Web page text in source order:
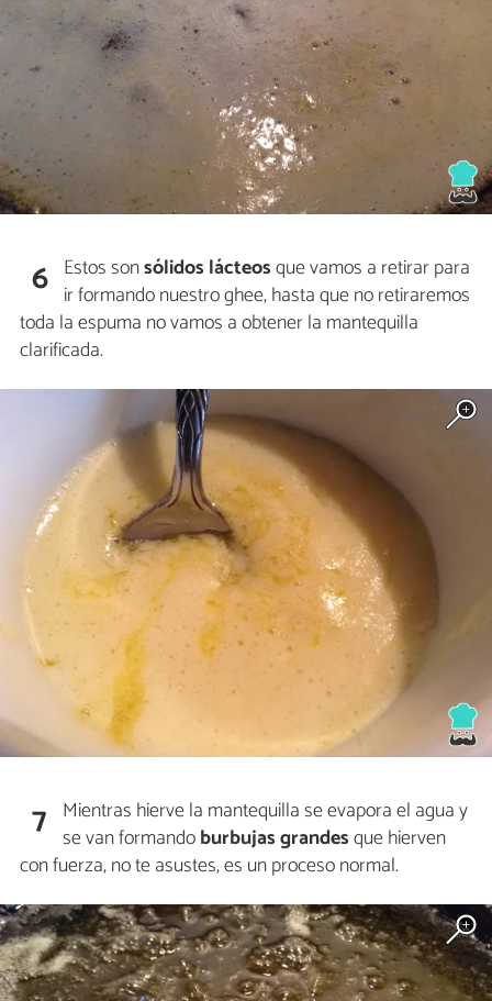
6 Estos sonsólidos lácteosque vamos a retirar para
ir formando nuestro ghee, hasta que no retiraremos
toda la espuma no vamos a obtener la mantequilla
clarificada.
7 Mientras hierve la mantequilla se evapora el agua y
se van formandoburbujas grandesque hierven
con fuerza, no te asustes, es un proceso normal.